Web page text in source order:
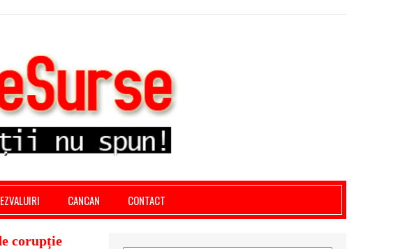
editoriale giurgiu, dezvaluiri, soc, cancan, stiri locale
CANCAN CONTACT
corupție